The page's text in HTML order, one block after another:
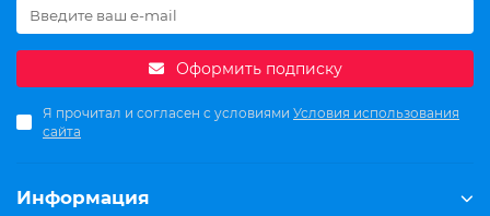
Оформить подписку
Я прочитал и согласен с условиями Условия использования
сайта
Информация